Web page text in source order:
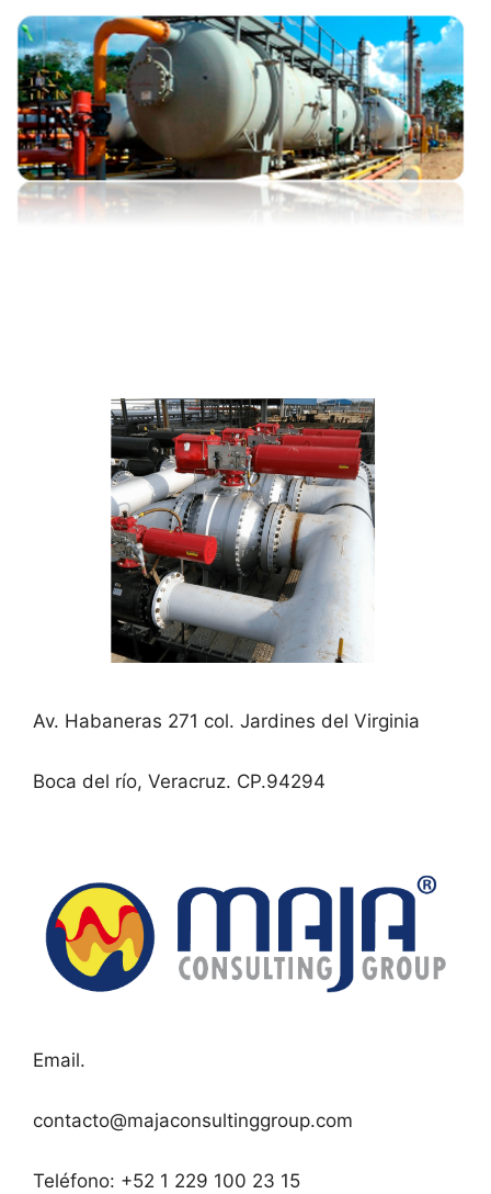
Av. Habaneras 271 col. Jardines del Virginia
Boca del río, Veracruz. CP.94294
Email.
contacto@majaconsultinggroup.com
Teléfono: +52 1 229 100 23 15